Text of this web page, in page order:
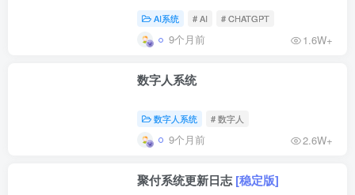
AI系统 # AI # CHATGPT
9个月前 1.6W+
数字人系统
数字人系统 # 数字人
9个月前 2.6W+
聚付系统更新日志[稳定版]